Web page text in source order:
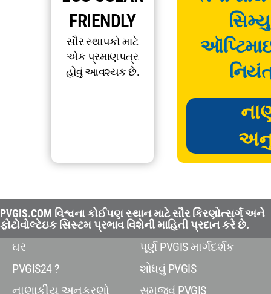
FRIENDLY
સૌર સ્થાપકો માટે
એક પ્રમાણપત્ર
હોવું આવશ્યક છે.
PVGIS.COM વિશ્વના કોઈપણ સ્થાન માટે સૌર કિરણોત્સર્ગ અને
ફોટોવોલ્ટેઇક સિસ્ટમ પ્રભાવ વિશેની માહિતી પ્રદાન કરે છે.
ઘર
PVGIS24 ?
નાણાકીય અનુકરણો
પૂર્ણ PVGIS માર્ગદર્શક
શોધવું PVGIS
સમજવું PVGIS